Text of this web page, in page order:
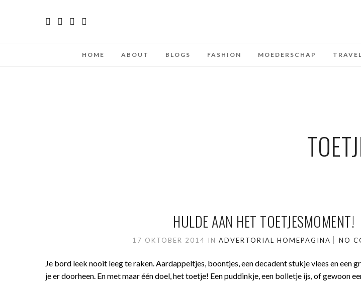
HOME ABOUT BLOGS FASHION MOEDERSCHAP TRAVEL
HULDE AAN HET TOETJESMOMENT!
17 OKTOBER 2014 INADVERTORIAL HOMEPAGINA NO
Je bord leek nooit leeg te raken. Aardappeltjes, boontjes, een decadent stukje vlees en een
je er doorheen. En met maar één doel, het toetje! Een puddinkje, een bolletje ijs, of gewoon